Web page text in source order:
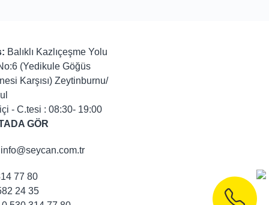
Balıklı Kazlıçeşme Yolu
(Yedikule Göğüs
Karşısı) Zeytinburnu/
- C.tesi : 08:30- 19:00
GÖR
info@seycan.com.tr
77 80
24 35